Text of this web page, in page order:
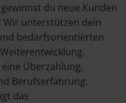
du neue Kunden
Wir unterstützen dein
bedarfsorientierten
Überzahlung,
Berufserfahrung.
das